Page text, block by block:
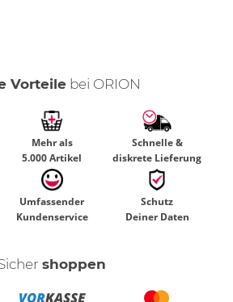
Vorteilebei ORION
Mehr als
5.000 Artikel
Schnelle &
diskrete Lieferung
Umfassender
Kundenservice
Schutz
Deiner Daten
shoppen